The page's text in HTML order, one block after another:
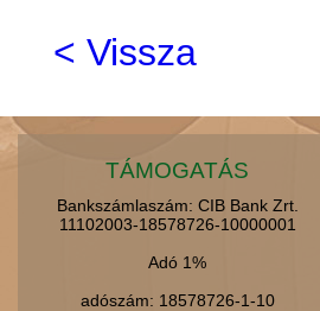
< Vissza
TÁMOGATÁS
Bankszámlaszám: CIB Bank Zrt.
11102003-18578726-10000001
Adó 1%
adószám: 18578726-1-10